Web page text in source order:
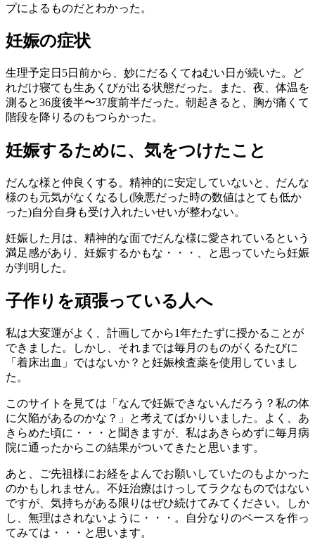
プによるものだとわかった。
妊娠の症状
生理予定日5日前から、妙にだるくてねむい日が続いた。ど
れだけ寝ても生あくびが出る状態だった。また、夜、体温を
測ると36度後半〜37度前半だった。朝起きると、胸が痛くて
階段を降りるのもつらかった。
妊娠するために、気をつけたこと
だんな様と仲良くする。精神的に安定していないと、だんな
様のも元気がなくなるし(険悪だった時の数値はとても低か
った)自分自身も受け入れたいせいが整わない。
妊娠した月は、精神的な面でだんな様に愛されているという
満足感があり、妊娠するかもな・・・、と思っていたら妊娠
が判明した。
子作りを頑張っている人へ
私は大変運がよく、計画してから1年たたずに授かることが
できました。しかし、それまでは毎月のものがくるたびに
「着床出血」ではないか？と妊娠検査薬を使用していまし
た。
このサイトを見ては「なんで妊娠できないんだろう？私の体
に欠陥があるのかな？」と考えてばかりいました。よく、あ
きらめた頃に・・・と聞きますが、私はあきらめずに毎月病
院に通ったからこの結果がついてきたと思います。
あと、ご先祖様にお経をよんでお願いしていたのもよかった
のかもしれません。不妊治療はけっしてラクなものではない
ですが、気持ちがある限りはぜひ続けてみてください。しか
し、無理はされないように・・・。自分なりのペースを作っ
てみては・・・と思います。